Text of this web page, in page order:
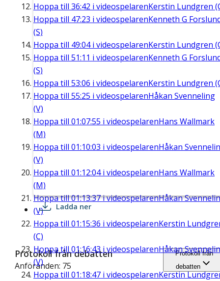
Hoppa till 36:42 i videospelarenKerstin Lundgren
Hoppa till 47:23 i videospelarenKenneth G
(S)
Hoppa till 49:04i videospelarenKerstin Lundgren
Hoppa till 51:11 i videospelarenKenneth G
(S)
Hoppa till 53:06 i videospelarenKerstin Lundgren
Hoppa till 55:25 i videospelarenHåkan Svenneling
(V)
Hoppa till 01:07:55 i videospelarenHans Wallmark
(M)
Hoppa till 01:10:03 i videospelarenHåkan
(V)
Hoppa till 01:12:04i videospelarenHans Wallmark
(M)
Hoppa till01:13:37i videospelarenHåkan
(V)
Hoppa till 01:15:36 i videospelarenKerstin
(C)
Hoppa till 01:16:43 i videospelarenHåkan
(V)
Hoppa till 01:18:47 i videospelarenKerstin
Ladda ner
Protokoll från debatten
Anföranden: 75
Protokoll från
debatten